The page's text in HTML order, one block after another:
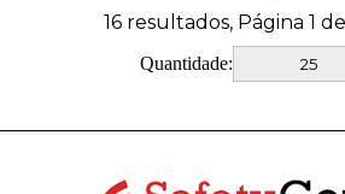
16 resultados, Página 1
Quantidade: